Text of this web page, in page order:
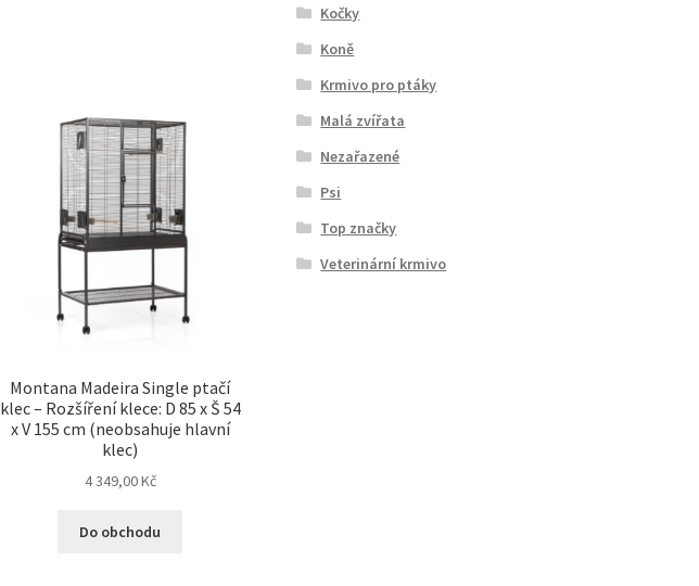
Montana Madeira Single ptačí
klec – Rozšíření klece: D 85 x Š 54
x V 155 cm (neobsahuje hlavní
klec)
4 349,00Kč
Do obchodu
Kočky
Koně
Krmivo pro ptáky
Malá zvířata
Nezařazené
Psi
Top značky
Veterinární krmivo